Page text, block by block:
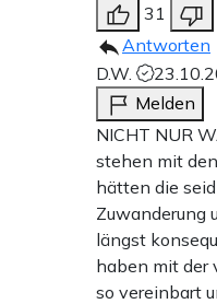
31
Antworten
D.W.
Melden
NICHT NUR
stehen mit
hätten die
Zuwanderung
längst
haben mit der
so vereinbart